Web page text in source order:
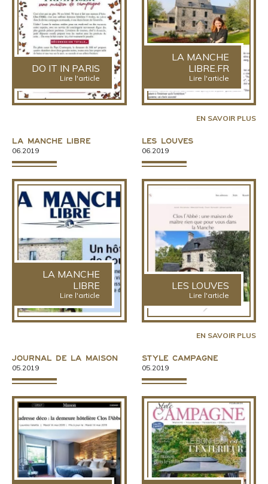
DO IT IN PARIS
Lire l'article
LA MANCHE
LIBRE.FR
Lire l'article
EN SAVOIR PLUS
La Manche Libre
06.2019
LA MANCHE
LIBRE
Lire l'article
Les Louves
06.2019
LES LOUVES
Lire l'article
EN SAVOIR PLUS
Journal de la Maison
05.2019
Style Campagne
05.2019